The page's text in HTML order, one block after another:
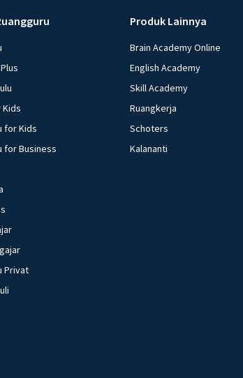
for Kids
for Business
Privat
Produk Lainnya
Brain Academy Online
English Academy
Skill Academy
Ruangkerja
Schoters
Kalananti